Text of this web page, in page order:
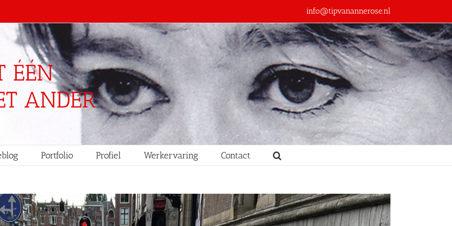
info@tipvanannerose.nl
Portfolio Profiel Werkervaring Contact